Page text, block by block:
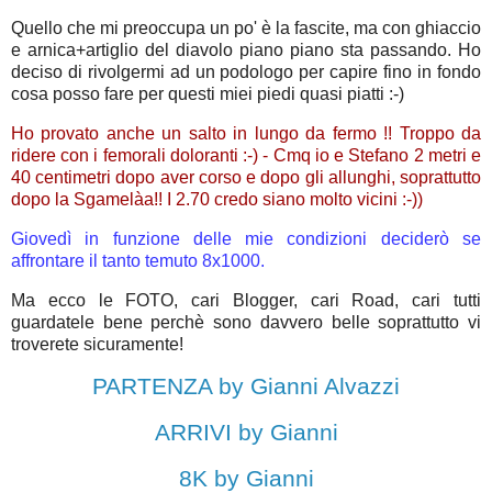
Quello che mi preoccupa un po' è la fascite, ma con ghiaccio
e arnica+artiglio del diavolo piano piano sta passando. Ho
deciso di rivolgermi ad un podologo per capire fino in fondo
cosa posso fare per questi miei piedi quasi piatti :-)
Ho provato anche un salto in lungo da fermo !! Troppo da
ridere con i femorali doloranti :-) - Cmq io e Stefano 2 metri e
40 centimetri dopo aver corso e dopo gli allunghi, soprattutto
dopo la Sgamelàa!! I 2.70 credo siano molto vicini :-))
Giovedì in funzione delle mie condizioni deciderò se
affrontare il tanto temuto 8x1000.
Ma ecco le FOTO, cari Blogger, cari Road, cari tutti
guardatele bene perchè sono davvero belle soprattutto vi
troverete sicuramente!
PARTENZA by Gianni Alvazzi
ARRIVI by Gianni
8K by Gianni